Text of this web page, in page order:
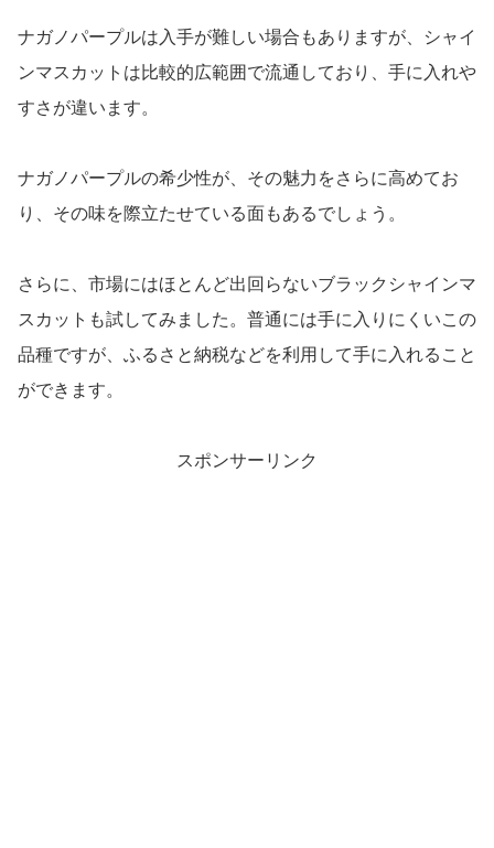
ナガノパープルは入手が難しい場合もありますが、シャイ
ンマスカットは比較的広範囲で流通しており、手に入れや
すさが違います。
ナガノパープルの希少性が、その魅力をさらに高めてお
り、その味を際立たせている面もあるでしょう。
さらに、市場にはほとんど出回らないブラックシャインマ
スカットも試してみました。普通には手に入りにくいこの
品種ですが、ふるさと納税などを利用して手に入れること
ができます。
スポンサーリンク